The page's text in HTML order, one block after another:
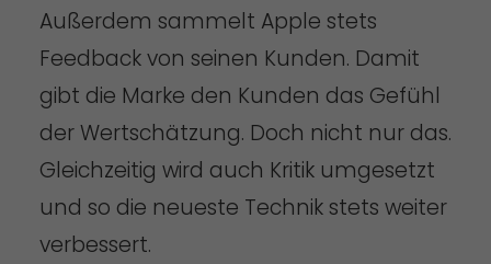
Außerdem sammelt Apple stets
Feedback von seinen Kunden. Damit
gibt die Marke den Kunden das Gefühl
der Wertschätzung. Doch nicht nur das.
Gleichzeitig wird auch Kritik umgesetzt
und so die neueste Technik stets weiter
verbessert.